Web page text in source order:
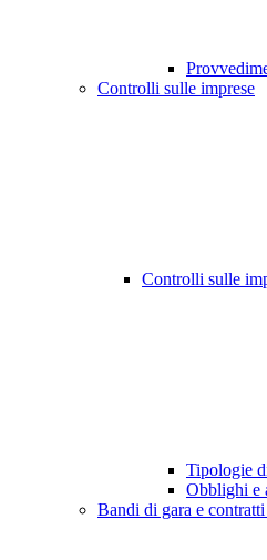
Controlli sulle imprese
Controlli sulle
Tipologie
Obblighi e
Bandi di gara e contratti